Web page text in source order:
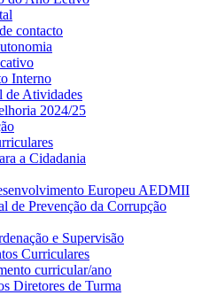
contacto
Interno
de Atividades
2024/25
a Cidadania
Europeu AEDMII
de Prevenção da Corrupção
e Supervisão
Curriculares
curricular/ano
Diretores de Turma